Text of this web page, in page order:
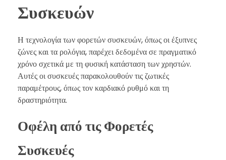
Συσκευών
Η τεχνολογία των φορετών συσκευών, όπως οι έξυπνες
ζώνες και τα ρολόγια, παρέχει δεδομένα σε πραγματικό
χρόνο σχετικά με τη φυσική κατάσταση των χρηστών.
Αυτές οι συσκευές παρακολουθούν τις ζωτικές
παραμέτρους, όπως τον καρδιακό ρυθμό και τη
δραστηριότητα.
Οφέλη από τις Φορετές
Συσκευές